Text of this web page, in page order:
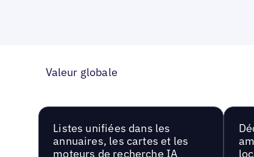
Valeur globale
Listes unifiées dans les
annuaires, les cartes et les
moteurs de recherche IA